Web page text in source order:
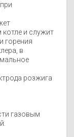
и служит
горения
в
розжига
газовым